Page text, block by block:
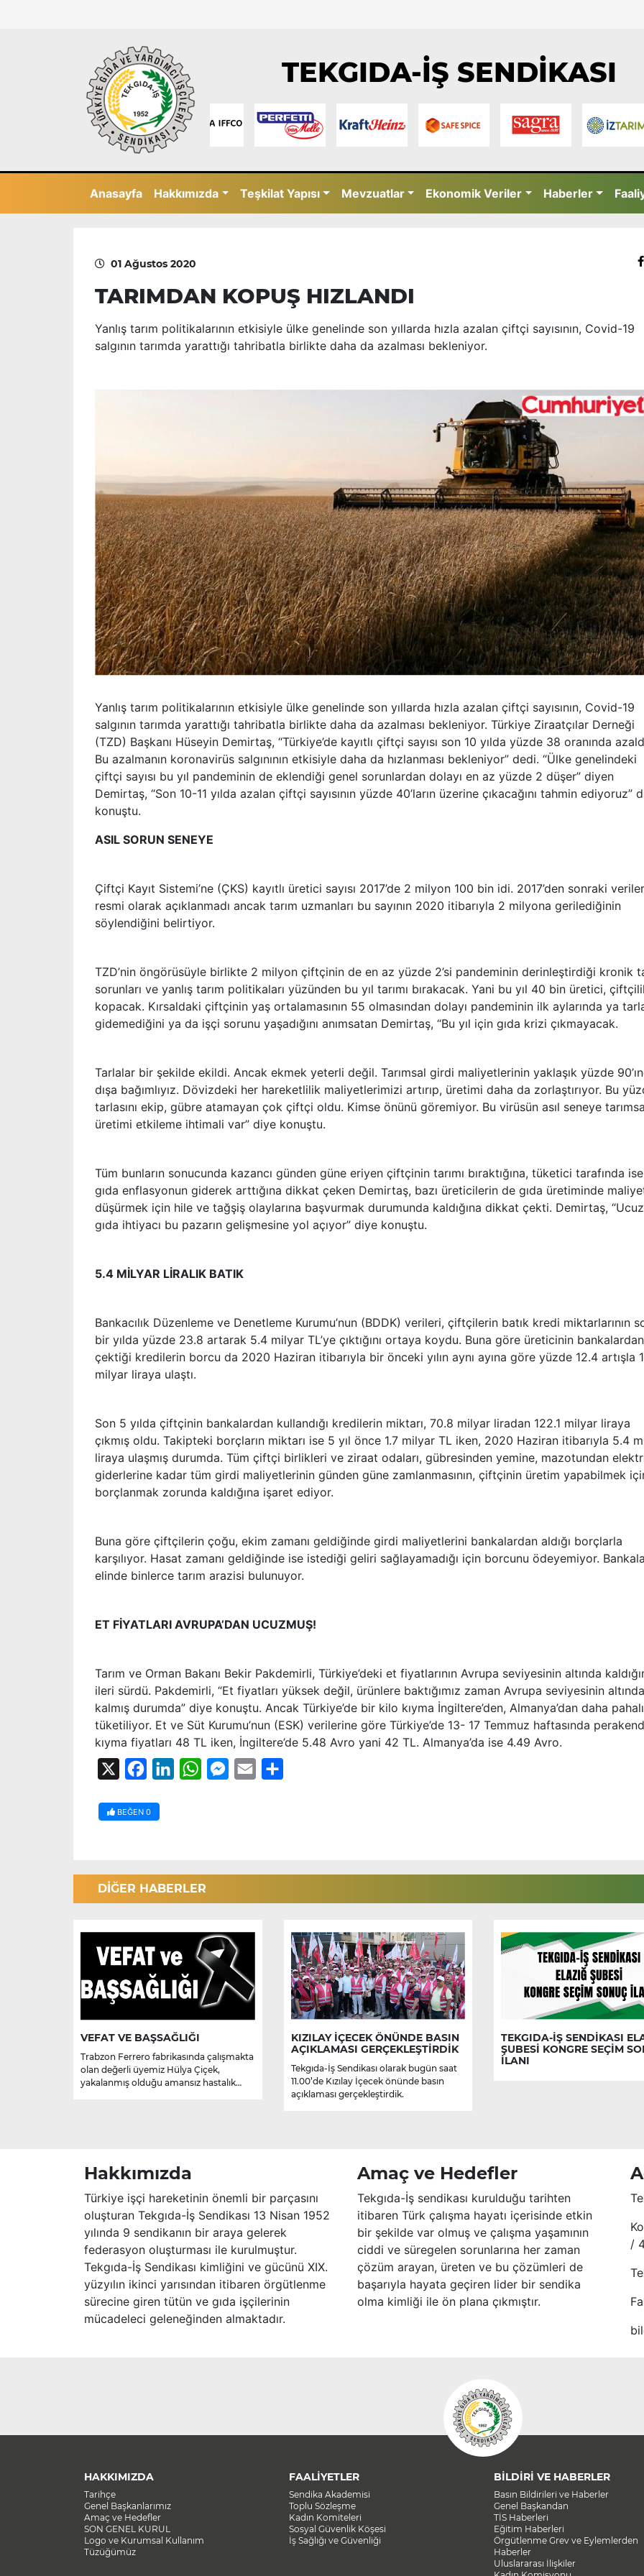
TEKGIDA-İŞ SENDİKASI
Anasayfa Hakkımızda Teşkilat Yapısı Mevzuatlar Ekonomik Veriler Haberler
01 Ağustos 2020
TARIMDAN KOPUŞ HIZLANDI
Yanlış tarım politikalarının etkisiyle ülke genelinde son yıllarda hızla azalan çiftçi sayısının, Covid-19
salgının tarımda yarattığı tahribatla birlikte daha da azalması bekleniyor.
Yanlış tarım politikalarının etkisiyle ülke genelinde son yıllarda hızla azalan çiftçi sayısının, Covid-19
salgının tarımda yarattığı tahribatla birlikte daha da azalması bekleniyor. Türkiye Ziraatçılar Derneği
(TZD) Başkanı Hüseyin Demirtaş, “Türkiye’de kayıtlı çiftçi sayısı son 10 yılda yüzde 38 oranında
Bu azalmanın koronavirüs salgınının etkisiyle daha da hızlanması bekleniyor” dedi. “Ülke genelindeki
çiftçi sayısı bu yıl pandeminin de eklendiği genel sorunlardan dolayı en az yüzde 2 düşer” diyen
Demirtaş, “Son 10-11 yılda azalan çiftçi sayısının yüzde 40’ların üzerine çıkacağını tahmin ediyoruz”
konuştu.
ASIL SORUN SENEYE
Çiftçi Kayıt Sistemi’ne (ÇKS) kayıtlı üretici sayısı 2017’de 2 milyon 100 bin idi. 2017’den sonraki veriler
resmi olarak açıklanmadı ancak tarım uzmanları bu sayının 2020 itibarıyla 2 milyona gerilediğinin
söylendiğini belirtiyor.
TZD’nin öngörüsüyle birlikte 2 milyon çiftçinin de en az yüzde 2’si pandeminin derinleştirdiği kronik
sorunları ve yanlış tarım politikaları yüzünden bu yıl tarımı bırakacak. Yani bu yıl 40 bin üretici,
kopacak. Kırsaldaki çiftçinin yaş ortalamasının 55 olmasından dolayı pandeminin ilk aylarında ya
gidemediğini ya da işçi sorunu yaşadığını anımsatan Demirtaş, “Bu yıl için gıda krizi çıkmayacak.
Tarlalar bir şekilde ekildi. Ancak ekmek yeterli değil. Tarımsal girdi maliyetlerinin yaklaşık yüzde
dışa bağımlıyız. Dövizdeki her hareketlilik maliyetlerimizi artırıp, üretimi daha da zorlaştırıyor. Bu
tarlasını ekip, gübre atamayan çok çiftçi oldu. Kimse önünü göremiyor. Bu virüsün asıl seneye
üretimi etkileme ihtimali var” diye konuştu.
Tüm bunların sonucunda kazancı günden güne eriyen çiftçinin tarımı bıraktığına, tüketici tarafında ise
gıda enflasyonun giderek arttığına dikkat çeken Demirtaş, bazı üreticilerin de gıda üretiminde
düşürmek için hile ve tağşiş olaylarına başvurmak durumunda kaldığına dikkat çekti. Demirtaş, “Ucuz
gıda ihtiyacı bu pazarın gelişmesine yol açıyor” diye konuştu.
5.4 MİLYAR LİRALIK BATIK
Bankacılık Düzenleme ve Denetleme Kurumu’nun (BDDK) verileri, çiftçilerin batık kredi miktarlarının
bir yılda yüzde 23.8 artarak 5.4 milyar TL’ye çıktığını ortaya koydu. Buna göre üreticinin bankalardan
çektiği kredilerin borcu da 2020 Haziran itibarıyla bir önceki yılın aynı ayına göre yüzde 12.4 artışla
milyar liraya ulaştı.
Son 5 yılda çiftçinin bankalardan kullandığı kredilerin miktarı, 70.8 milyar liradan 122.1 milyar liraya
çıkmış oldu. Takipteki borçların miktarı ise 5 yıl önce 1.7 milyar TL iken, 2020 Haziran itibarıyla 5.4
liraya ulaşmış durumda. Tüm çiftçi birlikleri ve ziraat odaları, gübresinden yemine, mazotundan
giderlerine kadar tüm girdi maliyetlerinin günden güne zamlanmasının, çiftçinin üretim yapabilmek
borçlanmak zorunda kaldığına işaret ediyor.
Buna göre çiftçilerin çoğu, ekim zamanı geldiğinde girdi maliyetlerini bankalardan aldığı borçlarla
karşılıyor. Hasat zamanı geldiğinde ise istediği geliri sağlayamadığı için borcunu ödeyemiyor.
elinde binlerce tarım arazisi bulunuyor.
ET FİYATLARI AVRUPA’DAN UCUZMUŞ!
Tarım ve Orman Bakanı Bekir Pakdemirli, Türkiye’deki et fiyatlarının Avrupa seviyesinin altında
ileri sürdü. Pakdemirli, “Et fiyatları yüksek değil, ürünlere baktığımız zaman Avrupa seviyesinin altında
kalmış durumda” diye konuştu. Ancak Türkiye’de bir kilo kıyma İngiltere’den, Almanya’dan daha
tüketiliyor. Et ve Süt Kurumu’nun (ESK) verilerine göre Türkiye’de 13- 17 Temmuz haftasında
kıyma fiyatları 48 TL iken, İngiltere’de 5.48 Avro yani 42 TL. Almanya’da ise 4.49 Avro.
FacebookLinkedInWhatsAppMessenger
Email
BEĞEN 0
DİĞER HABERLER
VEFAT VE BAŞSAĞLIĞI
Trabzon Ferrero fabrikasında çalışmakta
olan değerli üyemiz Hülya Çiçek,
yakalanmış olduğu amansız hastalık
KIZILAY İÇECEK ÖNÜNDE BASIN
AÇIKLAMASI GERÇEKLEŞTİRDİK
Tekgıda-İş Sendikası olarak bugün saat
11.00’de Kızılay İçecek önünde basın
açıklaması gerçekleştirdik.
TEKGIDA-İŞ SENDİKASI
ŞUBESİ KONGRE SEÇİM
İLANI
Hakkımızda
Türkiye işçi hareketinin önemli bir parçasını
oluşturan Tekgıda-İş Sendikası 13 Nisan 1952
yılında 9 sendikanın bir araya gelerek
federasyon oluşturması ile kurulmuştur.
Tekgıda-İş Sendikası kimliğini ve gücünü XIX.
yüzyılın ikinci yarısından itibaren örgütlenme
sürecine giren tütün ve gıda işçilerinin
mücadeleci geleneğinden almaktadır.
Amaç ve Hedefler
Tekgıda-İş sendikası kurulduğu tarihten
itibaren Türk çalışma hayatı içerisinde etkin
bir şekilde var olmuş ve çalışma yaşamının
ciddi ve süregelen sorunlarına her zaman
çözüm arayan, üreten ve bu çözümleri de
başarıyla hayata geçiren lider bir sendika
olma kimliği ile ön plana çıkmıştır.
/
HAKKIMIZDA
Tarihçe
Genel Başkanlarımız
Amaç ve Hedefler
SON GENEL KURUL
Logo ve Kurumsal Kullanım
Tüzüğümüz
FAALİYETLER
Sendika Akademisi
Toplu Sözleşme
Kadın Komiteleri
Sosyal Güvenlik Köşesi
İş Sağlığı ve Güvenliği
BİLDİRİ VE HABERLER
Basın Bildirileri ve Haberler
Genel Başkandan
TİS Haberleri
Eğitim Haberleri
Örgütlenme Grev ve Eylemlerden
Haberler
Uluslararası İlişkiler